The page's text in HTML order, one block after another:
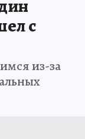
с
из-за